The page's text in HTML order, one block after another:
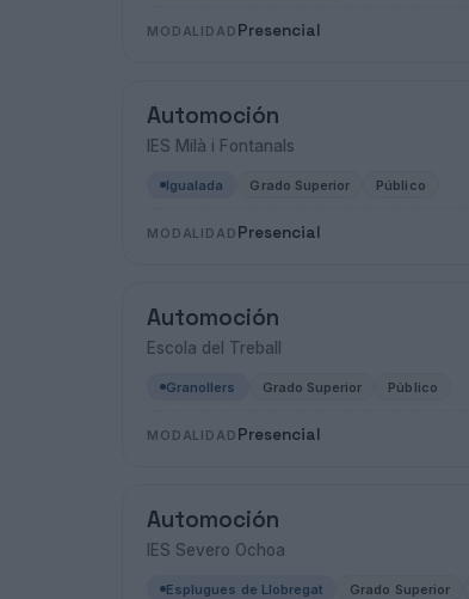
MODALIDAD Presencial
Automoción
IES Milà i Fontanals
Igualada Grado Superior Público
MODALIDAD Presencial
Automoción
Escola del Treball
Granollers Grado Superior Público
MODALIDAD Presencial
Automoción
IES Severo Ochoa
Esplugues de Llobregat Grado Superior